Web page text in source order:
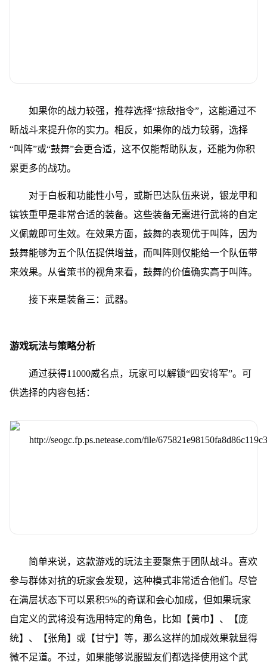
如果你的战力较强，推荐选择“掠敌指令”，这能通过不
断战斗来提升你的实力。相反，如果你的战力较弱，选择
“叫阵”或“鼓舞”会更合适，这不仅能帮助队友，还能为你积
累更多的战功。
对于白板和功能性小号，或斯巴达队伍来说，银龙甲和
镔铁重甲是非常合适的装备。这些装备无需进行武将的自定
义佩戴即可生效。在效果方面，鼓舞的表现优于叫阵，因为
鼓舞能够为五个队伍提供增益，而叫阵则仅能给一个队伍带
来效果。从省策书的视角来看，鼓舞的价值确实高于叫阵。
接下来是装备三：武器。
游戏玩法与策略分析
通过获得11000威名点，玩家可以解锁“四安将军”。可
供选择的内容包括：
简单来说，这款游戏的玩法主要聚焦于团队战斗。喜欢
参与群体对抗的玩家会发现，这种模式非常适合他们。尽管
在满层状态下可以累积5%的奇谋和会心加成，但如果玩家
自定义的武将没有选用特定的角色，比如【黄巾】、【庞
统】、【张角】或【甘宁】等，那么这样的加成效果就显得
微不足道。不过，如果能够说服盟友们都选择使用这个武